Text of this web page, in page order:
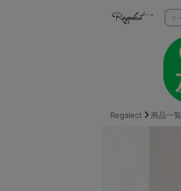
Regalect 商品一覧